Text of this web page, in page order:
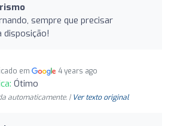
sempre que precisar
disposição!
em 4 years ago
Ótimo
automaticamente. | Ver texto original